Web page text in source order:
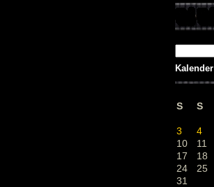
Kalender
S
S
3
4
10
11
17
18
24
25
31